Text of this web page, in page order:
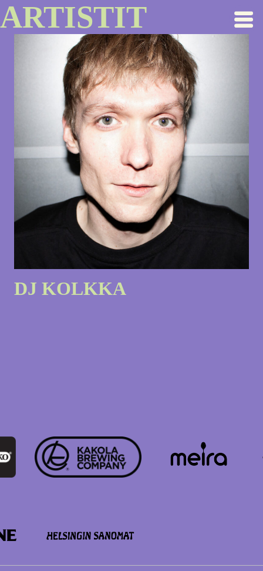
ARTISTIT
DJ KOLKKA